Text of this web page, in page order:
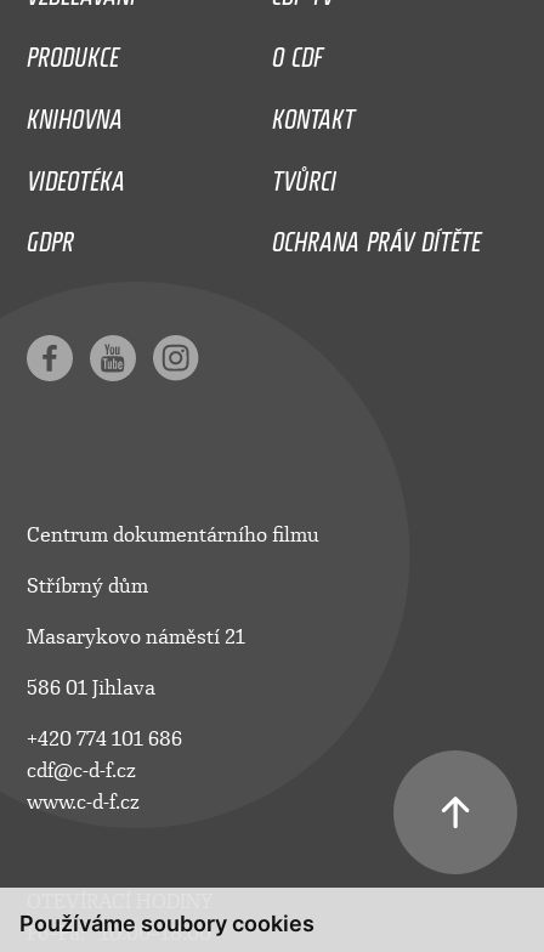
Používáme soubory cookies
PRODUKCE
O CDF
KNIHOVNA
KONTAKT
VIDEOTÉKA
TVŮRCI
GDPR
OCHRANA PRÁV DÍTĚTE
Centrum dokumentárního filmu
Stříbrný dům
Masarykovo náměstí 21
586 01 Jihlava
+420 774 101 686
cdf@c-d-f.cz
www.c-d-f.cz
Po–Pá:
10.00–18.00